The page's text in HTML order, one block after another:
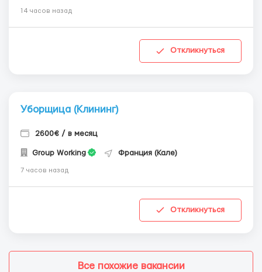
14 часов назад
Откликнуться
Уборщица (Клининг)
2600€ / в месяц
Group Working Франция (Кале)
7 часов назад
Откликнуться
Все похожие вакансии